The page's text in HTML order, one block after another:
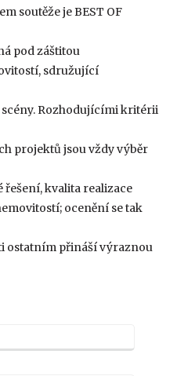
soutěže je BEST OF
pod záštitou
sdružující
Rozhodujícími kritérii
projektů jsou vždy výběr
kvalita realizace
ocenění se tak
ostatním přináší výraznou